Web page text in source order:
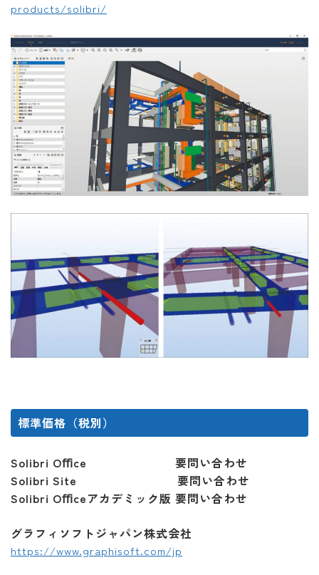
products/solibri/
標準価格（税別）
Solibri Oﬃce 要問い合わせ
Solibri Site 要問い合わせ
Solibri Oﬃceアカデミック版 要問い合わせ
グラフィソフトジャパン株式会社
https://www.graphisoft.com/jp